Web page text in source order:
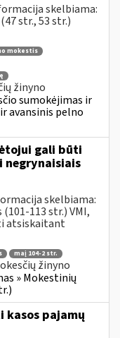
skelbiama:
str., 53 str.)
mokestis
žinyno
sumokėjimas ir
avansinis pelno
gali būti
skelbiama:
113 str.) VMI,
atsiskaitant
maį 104-2 str.
žinyno
» Mokestinių
kasos pajamų